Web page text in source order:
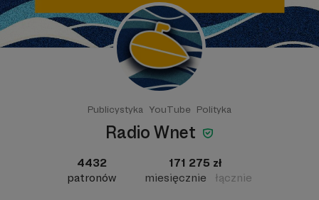
Publicystyka YouTube Polityka
Radio Wnet
4432
patronów
171 275 zł
miesięcznie
łącznie